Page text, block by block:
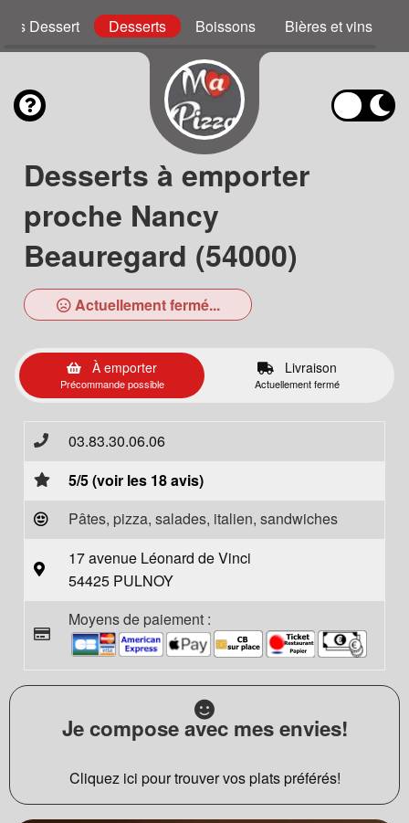
Dessert Desserts Boissons Bières et vins
Desserts à emporter
proche Nancy
Beauregard (54000)
Actuellement fermé...
À emporter
Précommande possible
Livraison
Actuellement fermé
03.83.30.06.06
5/5 (voir les 18 avis)
Pâtes, pizza, salades, italien, sandwiches
17 avenue Léonard de Vinci
54425 PULNOY
Moyens de paiement :
Je compose avec mes envies!
Cliquez ici pour trouver vos plats préférés!